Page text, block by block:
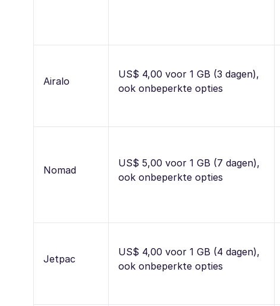
Airalo
US$ 4,00 voor 1 GB (3 dagen),
ook onbeperkte opties
Nomad
US$ 5,00 voor 1 GB (7 dagen),
ook onbeperkte opties
Jetpac
US$ 4,00 voor 1 GB (4 dagen),
ook onbeperkte opties